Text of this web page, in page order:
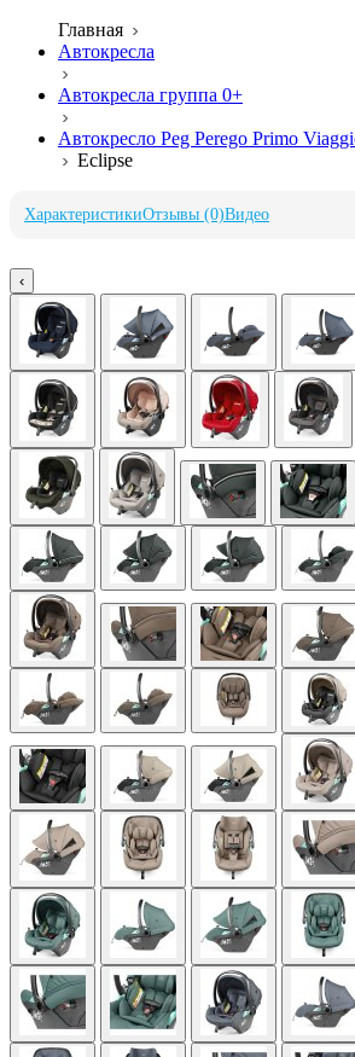
Главная
Автокресла
Автокресла группа 0+
Автокресло Peg Perego Primo
Eclipse
ХарактеристикиОтзывы (0)Видео
‹